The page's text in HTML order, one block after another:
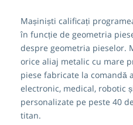
Mașiniști calificați
în funcție de geometria
despre geometria pieselor.
orice aliaj metalic cu mare
piese fabricate la comandă
electronic, medical, robotic
personalizate pe peste 40
titan.